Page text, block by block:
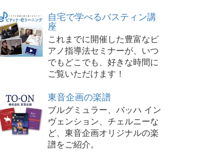
自宅で学べるバスティン講
座
これまでに開催した豊富なピ
アノ指導法セミナーが、いつ
でもどこでも、好きな時間に
ご覧いただけます！
東音企画の楽譜
ブルグミュラー、バッハ イン
ヴェンション、チェルニーな
ど、東音企画オリジナルの楽
譜をご紹介。